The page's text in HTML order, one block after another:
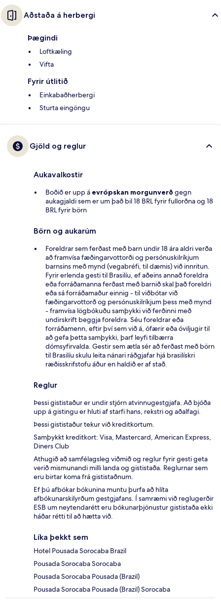
Aðstaða á herbergi
Þægindi
Loftkæling
Vifta
Fyrir útlitið
Einkabaðherbergi
Sturta eingöngu
Gjöld og reglur
Aukavalkostir
Boðið er upp á evrópskan morgunverð gegn
aukagjaldi sem er um það bil 18 BRL fyrir fullorðna og 18
BRL fyrir börn
Börn og aukarúm
Foreldrar sem ferðast með barn undir 18 ára aldri verða
að framvísa fæðingarvottorði og persónuskilríkjum
barnsins með mynd (vegabréfi, til dæmis) við innritun.
Fyrir erlenda gesti til Brasilíu, ef aðeins annað foreldra
eða forráðamanna ferðast með barnið skal það foreldri
eða sá forráðamaður einnig - til viðbótar við
fæðingarvottorð og persónuskilríkjum þess með mynd
- framvísa lögbókuðu samþykki við ferðinni með
undirskrift beggja foreldra. Séu foreldrar eða
forráðamenn, eftir því sem við á, ófærir eða óviljugir til
að gefa þetta samþykki, þarf leyfi tilbærra
dómsyfirvalda. Gestir sem ætla sér að ferðast með börn
til Brasilíu skulu leita nánari ráðgjafar hjá brasilískri
ræðisskrifstofu áður en haldið er af stað.
Reglur
Þessi gististaður er undir stjórn atvinnugestgjafa. Að bjóða
upp á gistingu er hluti af starfi hans, rekstri og aðalfagi.
Þessi gististaður tekur við kreditkortum.
Samþykkt kreditkort: Visa, Mastercard, American Express,
Diners Club
Athugið að samfélagsleg viðmið og reglur fyrir gesti geta
verið mismunandi milli landa og gististaða. Reglurnar sem
eru birtar koma frá gististaðnum.
Ef þú afbókar bókunina muntu þurfa að hlíta
afbókunarskilyrðum gestgjafans. Í samræmi við reglugerðir
ESB um neytendarétt eru bókunarþjónustur gististaða ekki
háðar rétti til að hætta við.
Líka þekkt sem
Hotel Pousada Sorocaba Brazil
Pousada Sorocaba Sorocaba
Pousada Sorocaba Pousada (Brazil)
Pousada Sorocaba Pousada (Brazil) Sorocaba